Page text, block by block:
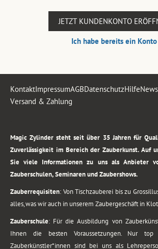
JETZT KUNDENKONTO
Ich habe bereits ein Konto
KontaktImpressumAGBDatenschutzHilfe
Versand & Zahlung
Magic Zylinder steht seit über 35 Jahren für
Zuverlässigkeit im Bereich der Zauberkunst. Auf
Sie viele Informationen zu uns als Anbieter
Zauberschulen, Seminaren und Zaubershows.
Zauberrequisiten: Von Tischzauberei bis zu
alles, was wir auch in unserem Zaubergeschäft in
Zauberschule: Für die Ausbildung von
Ihnen die besten Voraussetzungen. Nur top
Zauberkünstler*innen sind bei uns als